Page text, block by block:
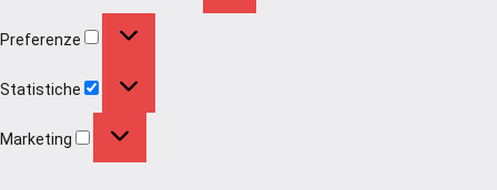
Preferenze
Statistiche
Marketing